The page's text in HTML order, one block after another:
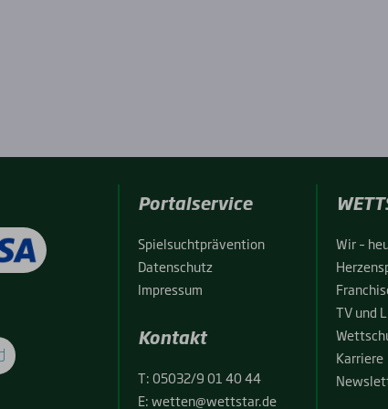
Portalservice
Spiel­sucht­prä­ven­ti­on
Daten­schutz
Impres­sum
Kontakt
T:05032/9 01 40 44
E:wetten@wettstar.de
Wir –
TV und
Kar­rie­re